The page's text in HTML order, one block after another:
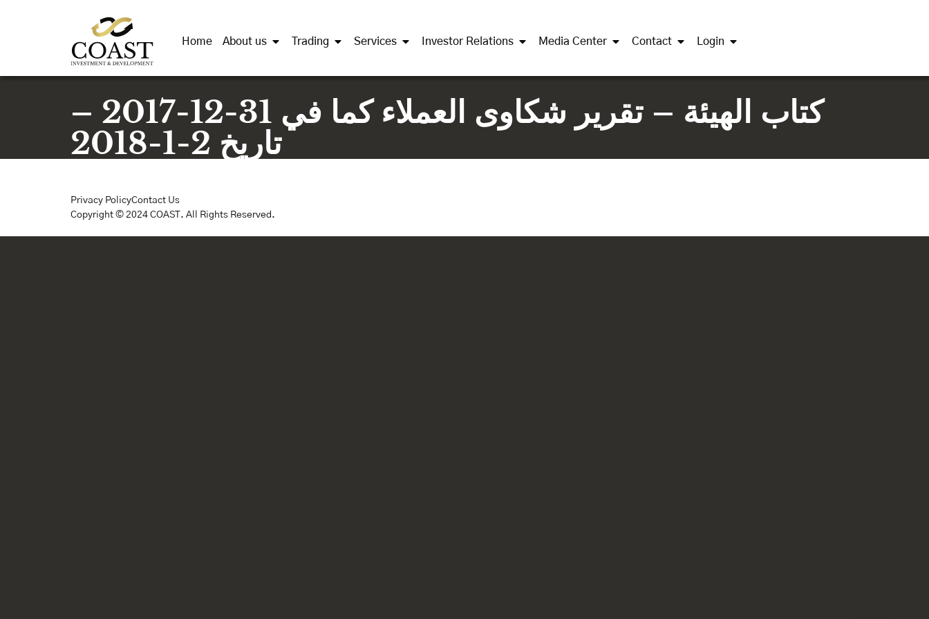
Home About us Trading Services Investor Relations Media Center Contact Login
كتاب الهيئة – تقرير شكاوى العملاء كما في 31-12-2017 –
تاريخ 2-1-2018
Privacy PolicyContact Us
Copyright © 2024 COAST. All Rights Reserved.